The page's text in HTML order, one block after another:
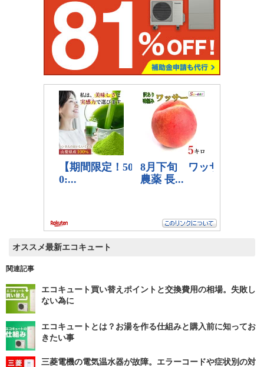
オススメ最新エコキュート
関連記事
エコキュート買い替えポイントと交換費用の相場。失敗し
ない為に
エコキュートとは？お湯を作る仕組みと購入前に知ってお
きたい事
三菱電機の電気温水器が故障。エラーコードや症状別の対